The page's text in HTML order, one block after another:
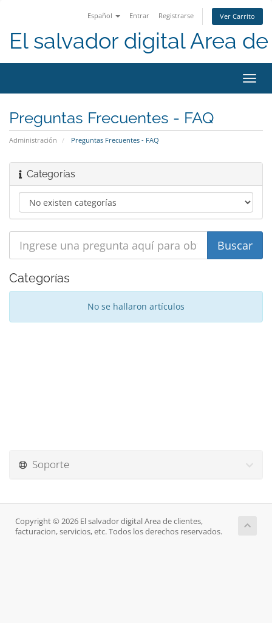
Español Entrar Registrarse Ver Carrito
El salvador digital Area
Preguntas Frecuentes - FAQ
Administración Preguntas Frecuentes - FAQ
Categorías
Categorías
No se hallaron artículos
Soporte
Copyright © 2026 El salvador digital Area de clientes,
facturacion, servicios, etc. Todos los derechos reservados.